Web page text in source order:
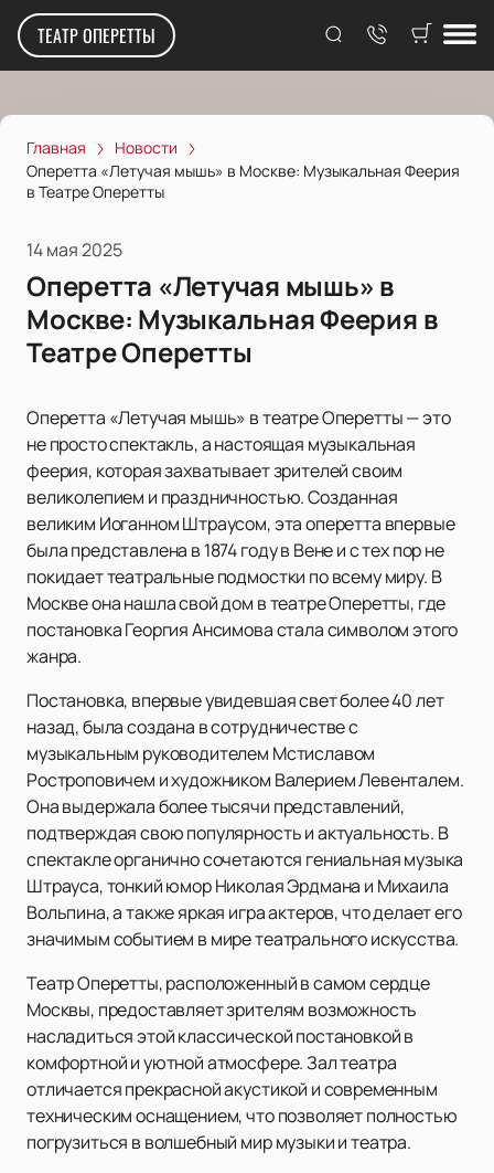
ТЕАТР ОПЕРЕТТЫ
Главная
Новости
Оперетта «Летучая мышь» в Москве: Музыкальная Феерия
в Театре Оперетты
14 мая 2025
Оперетта «Летучая мышь» в
Москве: Музыкальная Феерия в
Театре Оперетты
Оперетта «Летучая мышь» в театре Оперетты — это
не просто спектакль, а настоящая музыкальная
феерия, которая захватывает зрителей своим
великолепием и праздничностью. Созданная
великим Иоганном Штраусом, эта оперетта впервые
была представлена в 1874 году в Вене и с тех пор не
покидает театральные подмостки по всему миру. В
Москве она нашла свой дом в театре Оперетты, где
постановка Георгия Ансимова стала символом этого
жанра.
Постановка, впервые увидевшая свет более 40 лет
назад, была создана в сотрудничестве с
музыкальным руководителем Мстиславом
Ростроповичем и художником Валерием Левенталем.
Она выдержала более тысячи представлений,
подтверждая свою популярность и актуальность. В
спектакле органично сочетаются гениальная музыка
Штрауса, тонкий юмор Николая Эрдмана и Михаила
Вольпина, а также яркая игра актеров, что делает его
значимым событием в мире театрального искусства.
Театр Оперетты, расположенный в самом сердце
Москвы, предоставляет зрителям возможность
насладиться этой классической постановкой в
комфортной и уютной атмосфере. Зал театра
отличается прекрасной акустикой и современным
техническим оснащением, что позволяет полностью
погрузиться в волшебный мир музыки и театра.